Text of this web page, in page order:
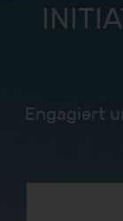
Engagiert